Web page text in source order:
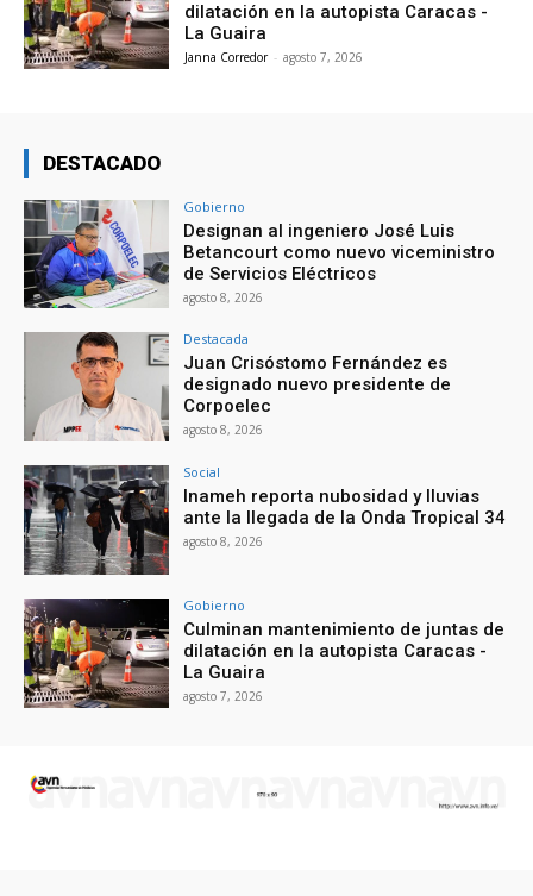
dilatación en la autopista Caracas -
La Guaira
Janna Corredor - agosto 7, 2026
DESTACADO
Gobierno
Designan al ingeniero José Luis
Betancourt como nuevo viceministro
de Servicios Eléctricos
agosto 8, 2026
Destacada
Juan Crisóstomo Fernández es
designado nuevo presidente de
Corpoelec
agosto 8, 2026
Social
Inameh reporta nubosidad y lluvias
ante la llegada de la Onda Tropical 34
agosto 8, 2026
Gobierno
Culminan mantenimiento de juntas de
dilatación en la autopista Caracas -
La Guaira
agosto 7, 2026